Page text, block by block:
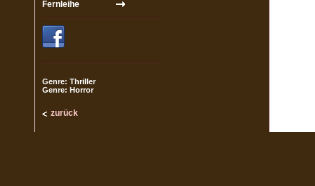
Genre: Thriller
Genre: Horror
zurück